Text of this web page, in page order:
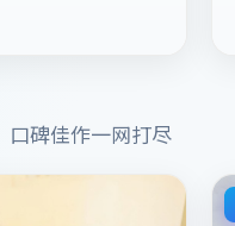
口碑佳作一网打尽